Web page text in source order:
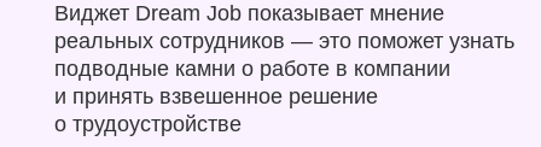
Виджет Dream Job показывает мнение
реальных сотрудников — это поможет узнать
подводные камни о работе в компании
и принять взвешенное решение
о трудоустройстве